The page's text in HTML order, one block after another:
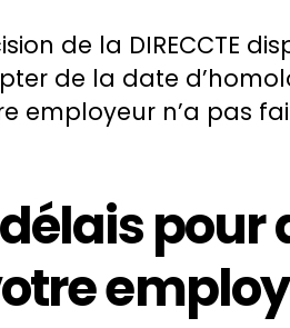
de la DIRECCTE
de la date
employeur n’a pas
pour